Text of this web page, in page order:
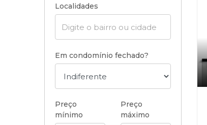
Localidades
Em condomínio fechado?
Preço
mínimo
Preço
máximo